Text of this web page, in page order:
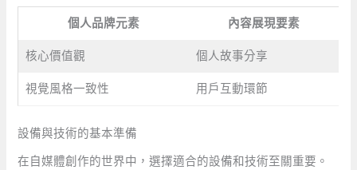
個人品牌元素 內容展現要素
核心價值觀 個人故事分享
視覺風格一致性 用戶互動環節
設備與技術的基本準備
在自媒體創作的世界中，選擇適合的設備和技術至關重要。